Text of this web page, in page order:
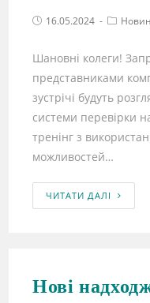
16.05.2024
Шановні колеги!
представниками
зустрічі будуть
системи перевірки
тренінг з
можливостей…
ЧИТАТИ ДАЛІ
Нові